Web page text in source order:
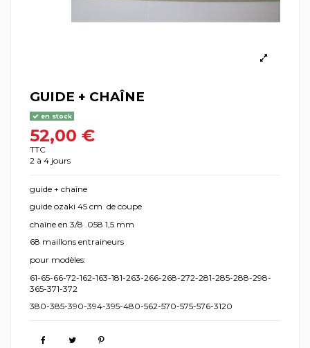
GUIDE + CHAÎNE
en stock
52,00 €
TTC
2 à 4 jours
guide + chaîne
guide ozaki 45 cm de coupe
chaîne en 3/8 .058 1,5 mm
68 maillons entraineurs
pour modèles:
61-65-66-72-162-163-181-263-266-268-272-281-285-288-298-
365-371-372
380-385-390-394-395-480-562-570-575-576-3120